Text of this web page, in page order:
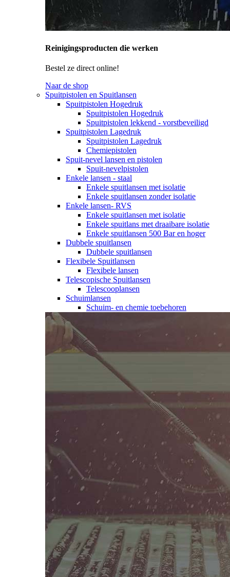
Reinigingsproducten die werken
Bestel ze direct online!
Naar de shop
Spuitpistolen en Spuitlansen
Spuitpistolen Hogedruk
Spuitpistolen Hogedruk
Spuitpistolen lekkend - vorstbeveiligd
Spuitpistolen Lagedruk
Spuitpistolen Lagedruk
Chemiepistolen
Spuit-nevel lansen en pistolen
Spuit-nevelpistolen
Enkele lansen - staal
Enkele spuitlansen met isolatie
Enkele spuitlansen zonder isolatie
Enkele lansen- RVS
Enkele spuitlansen met isolatie
Enkele spuitlans met draaibare isolatie
Enkele spuitlansen 500 Bar en hoger
Dubbele spuitlansen
Dubbele spuitlansen
Flexibele Spuitlansen
Flexibele lansen
Telescopische Spuitlansen
Telescooplansen
Schuimlansen
Schuim- en chemie toebehoren